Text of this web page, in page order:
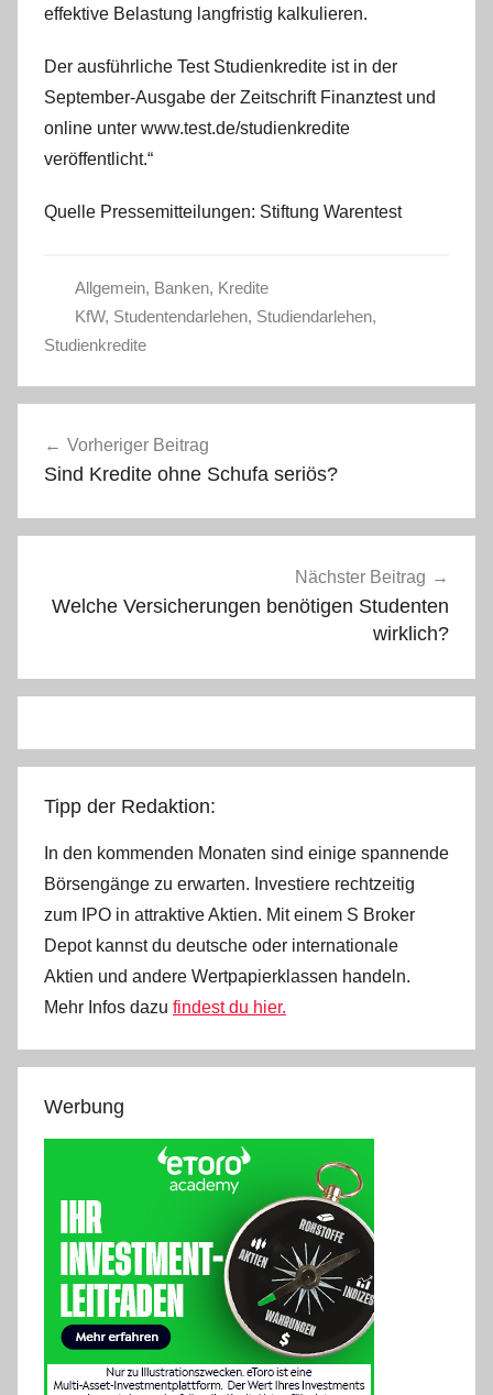
effektive Belastung langfristig kalkulieren.
Der ausführliche Test Studienkredite ist in der
September-Ausgabe der Zeitschrift Finanztest und
online unter www.test.de/studienkredite
veröffentlicht.“
Quelle Pressemitteilungen: Stiftung Warentest
Allgemein, Banken, Kredite
KfW, Studentendarlehen, Studiendarlehen,
Studienkredite
Vorheriger Beitrag
Sind Kredite ohne Schufa seriös?
Nächster Beitrag
Welche Versicherungen benötigen Studenten
wirklich?
Tipp der Redaktion:
In den kommenden Monaten sind einige spannende
Börsengänge zu erwarten. Investiere rechtzeitig
zum IPO in attraktive Aktien. Mit einem S Broker
Depot kannst du deutsche oder internationale
Aktien und andere Wertpapierklassen handeln.
Mehr Infos dazu findest du hier.
Werbung